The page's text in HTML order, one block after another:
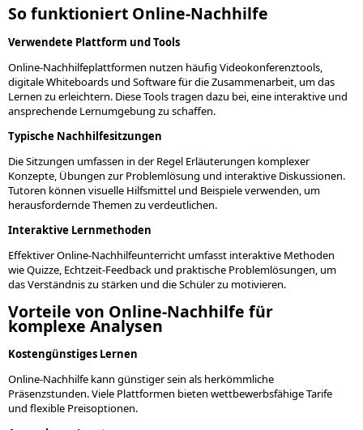
So funktioniert Online-Nachhilfe
Verwendete Plattform und Tools
Online-Nachhilfeplattformen nutzen häufig Videokonferenztools,
digitale Whiteboards und Software für die Zusammenarbeit, um das
Lernen zu erleichtern. Diese Tools tragen dazu bei, eine interaktive und
ansprechende Lernumgebung zu schaffen.
Typische Nachhilfesitzungen
Die Sitzungen umfassen in der Regel Erläuterungen komplexer
Konzepte, Übungen zur Problemlösung und interaktive Diskussionen.
Tutoren können visuelle Hilfsmittel und Beispiele verwenden, um
herausfordernde Themen zu verdeutlichen.
Interaktive Lernmethoden
Effektiver Online-Nachhilfeunterricht umfasst interaktive Methoden
wie Quizze, Echtzeit-Feedback und praktische Problemlösungen, um
das Verständnis zu stärken und die Schüler zu motivieren.
Vorteile von Online-Nachhilfe für
komplexe Analysen
Kostengünstiges Lernen
Online-Nachhilfe kann günstiger sein als herkömmliche
Präsenzstunden. Viele Plattformen bieten wettbewerbsfähige Tarife
und flexible Preisoptionen.